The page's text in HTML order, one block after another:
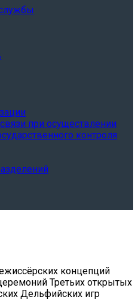
при осуществлении
контроля
концепций
Третьих открытых
Дельфийских игр